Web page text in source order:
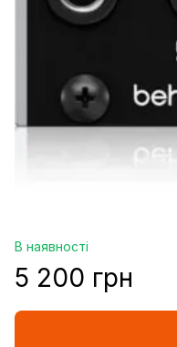
В наявності
5 200 грн